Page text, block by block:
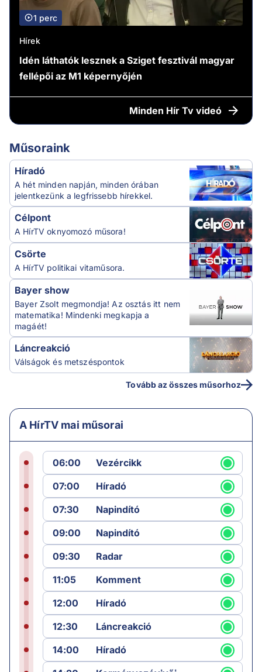
1 perc
Hírek
Idén láthatók lesznek a Sziget fesztivál magyar
fellépői az M1 képernyőjén
Minden Hír Tv videó
Műsoraink
Híradó
A hét minden napján, minden órában
jelentkezünk a legfrissebb hírekkel.
Célpont
A HírTV oknyomozó műsora!
Csörte
A HírTV politikai vitaműsora.
Bayer show
Bayer Zsolt megmondja! Az osztás itt nem
matematika! Mindenki megkapja a
magáét!
Láncreakció
Válságok és metszéspontok
Tovább az összes műsorhoz
A HírTV mai műsorai
06:00
Vezércikk
07:00
Híradó
07:30
Napindító
09:00
Napindító
09:30
Radar
11:05
Komment
12:00
Híradó
12:30
Láncreakció
14:00
Híradó